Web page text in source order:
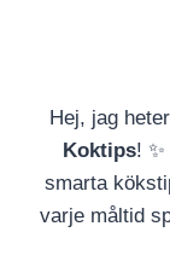
Hej, jag heter
Koktips!
smarta
varje måltid